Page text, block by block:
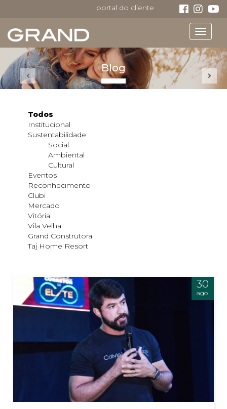
portal do cliente
Toggle
Blog
Todos
Institucional
Sustentabilidade
Social
Ambiental
Cultural
Eventos
Reconhecimento
Clubi
Mercado
Vitória
Vila Velha
Grand Construtora
Taj Home Resort
30
ago